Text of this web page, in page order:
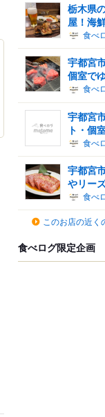
栃木県
屋！海
食べ
宇都宮
個室で
食べ
宇都宮
ト・個
食べ
宇都宮
やリー
食べ
このお店の近
食べログ限定企画